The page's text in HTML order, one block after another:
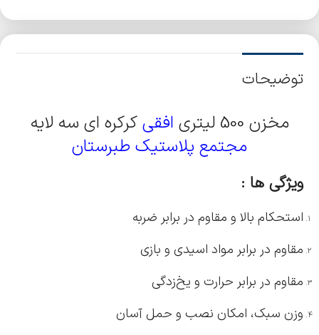
توضیحات
مخزن 500 لیتری افقیکرکره ای سه لایه
مجتمع پلاستیک طبرستان
ویژگی ها :
استحکام بالا و مقاوم در برابر ضربه
مقاوم در برابر مواد اسیدی و بازی
مقاوم در برابر حرارت و یخ‌زدگی
وزن سبک، امکان نصب و حمل آسان